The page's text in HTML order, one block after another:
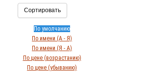
Сортировать
По умолчанию
По имени (A - Я)
По имени (Я - A)
По цене (возрастанию)
По цене (убыванию)